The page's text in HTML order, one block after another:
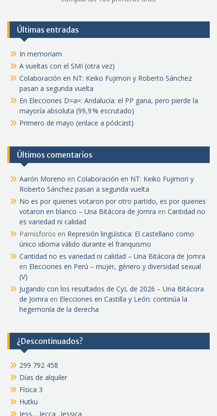
Últimas entradas
In memoriam
A vueltas con el SMI (otra vez)
Colaboración en NT: Keiko Fujimori y Roberto Sánchez
pasan a segunda vuelta
En Elecciones D=a=: Andalucía: el PP gana, pero pierde la
mayoría absoluta (99,9 % escrutado)
Primero de mayo (enlace a pódcast)
Últimos comentarios
Aarón Moreno en Colaboración en NT: Keiko Fujimori y
Roberto Sánchez pasan a segunda vuelta
No es por quienes votaron por otro partido, es por quienes
votaron en blanco – Una Bitácora de Jomra en Cantidad no
es variedad ni calidad
Pamisforos en Represión lingüística: El castellano como
único idioma válido durante el franquismo
Cantidad no es variedad ni calidad – Una Bitácora de Jomra
en Elecciones en Perú – mujer, género y diversidad sexual
(V)
Jugando con los resultados de CyL de 2026 – Una Bitácora
de Jomra en Elecciones en Castilla y León: continúa la
hegemonía de la derecha
¿Descontinuados?
299 792 458
Días de alquiler
Física 3
Hutku
Jess… Jecca ..Jessica